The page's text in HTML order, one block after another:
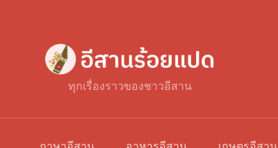
ทุกเรื่องราวของชาวอีสาน